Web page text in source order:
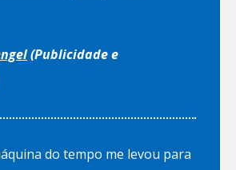
(Publicidade e
do tempo me levou para